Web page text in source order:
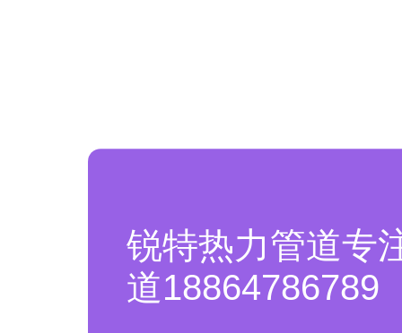
锐特热力管道专
道18864786789